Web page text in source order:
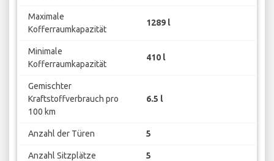
Maximale
Kofferraumkapazität
1289 l
Minimale
Kofferraumkapazität
410 l
Gemischter
Kraftstoffverbrauch pro
100 km
6.5 l
Anzahl der Türen 5
Anzahl Sitzplätze 5